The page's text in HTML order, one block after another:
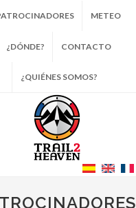
METEO
¿DÓNDE? CONTACTO
¿QUIÉNES SOMOS?